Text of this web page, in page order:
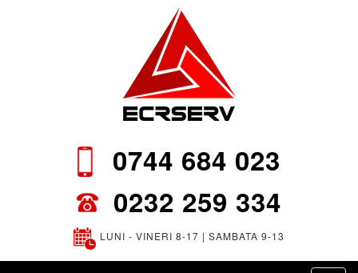
0744 684 023
0232 259 334
LUNI - VINERI 8-17 | SAMBATA 9-13